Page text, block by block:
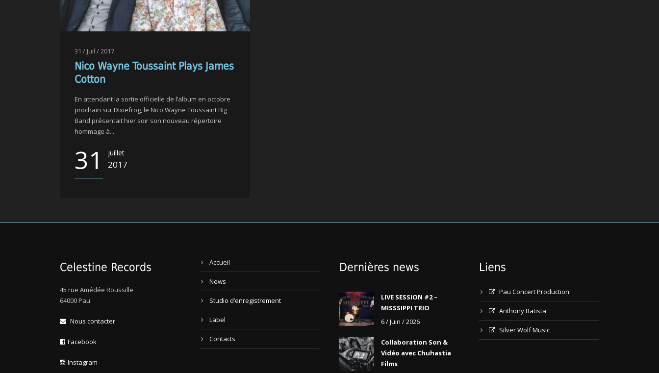
31 / Juil / 2017
Nico Wayne Toussaint Plays James
Cotton
En attendant la sortie officielle de l’album en octobre
prochain sur Dixiefrog, le Nico Wayne Toussaint Big
Band présentait hier soir son nouveau répertoire
hommage à...
31 juillet
2017
Celestine Records
45 rue Amédée Roussille
64000 Pau
Nous contacter
Facebook
Instagram
Accueil
News
Studio d’enregistrement
Label
Contacts
Dernières news
LIVE SESSION #2 –
MISSSIPPI TRIO
6 / Juin / 2026
Collaboration Son &
Vidéo avec Chuhastia
Films
Liens
Pau Concert Production
Anthony Batista
Silver Wolf Music